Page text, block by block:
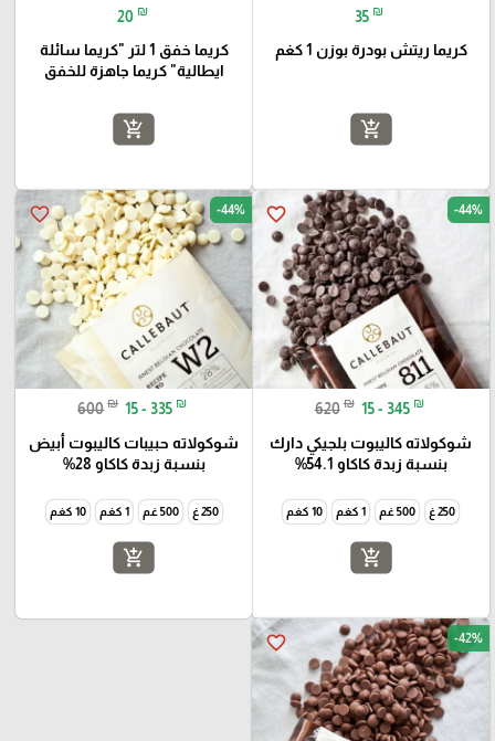
35 ₪
كريما ريتش بودرة بوزن 1 كغم
add_shopping_cart
20 ₪
كريما خفق 1 لتر "كريما سائلة
ايطالية" كريما جاهزة للخفق
add_shopping_cart
favorite_border -44%
620 ₪ 15 - 345 ₪
شوكولاته كاليبوت بلجيكي دارك
بنسبة زبدة كاكاو 54.1%
250 غ 500 غم 1 كغم 10 كغم
add_shopping_cart
favorite_border -44%
600 ₪ 15 - 335 ₪
شوكولاته حبيبات كاليبوت أبيض
بنسبة زبدة كاكاو 28%
250 غ 500 غم 1 كغم 10 كغم
add_shopping_cart
favorite_border -42%